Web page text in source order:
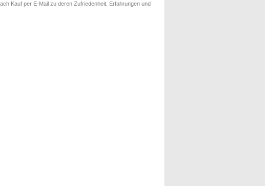
Kauf per E-Mail zu deren Zufriedenheit, Erfahrungen und